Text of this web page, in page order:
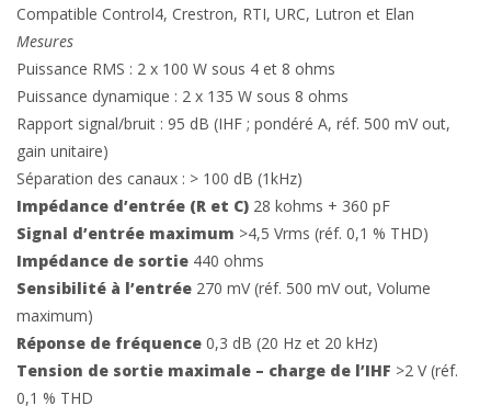
Compatible Control4, Crestron, RTI, URC, Lutron et Elan
Mesures
Puissance RMS : 2 x 100 W sous 4 et 8 ohms
Puissance dynamique : 2 x 135 W sous 8 ohms
Rapport signal/bruit : 95 dB (IHF ; pondéré A, réf. 500 mV out,
gain unitaire)
Séparation des canaux : > 100 dB (1kHz)
Impédance d’entrée (R et C) 28 kohms + 360 pF
Signal d’entrée maximum >4,5 Vrms (réf. 0,1 % THD)
Impédance de sortie 440 ohms
Sensibilité à l’entrée 270 mV (réf. 500 mV out, Volume
maximum)
Réponse de fréquence 0,3 dB (20 Hz et 20 kHz)
Tension de sortie maximale – charge de l’IHF >2 V (réf.
0,1 % THD